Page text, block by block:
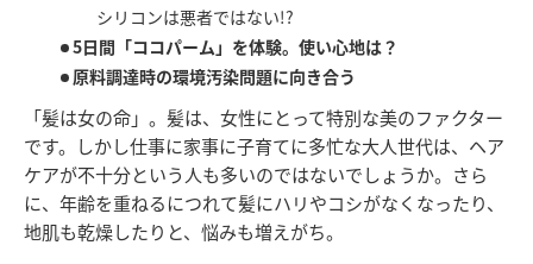
シリコンは悪者ではない!?
5日間「ココパーム」を体験。使い心地は？
原料調達時の環境汚染問題に向き合う
「髪は女の命」。髪は、女性にとって特別な美のファクター
です。しかし仕事に家事に子育てに多忙な大人世代は、ヘア
ケアが不十分という人も多いのではないでしょうか。さら
に、年齢を重ねるにつれて髪にハリやコシがなくなったり、
地肌も乾燥したりと、悩みも増えがち。